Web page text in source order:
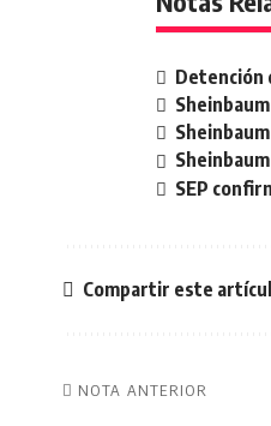
Detención
SEP
Compartir este
NOTA ANTERIOR